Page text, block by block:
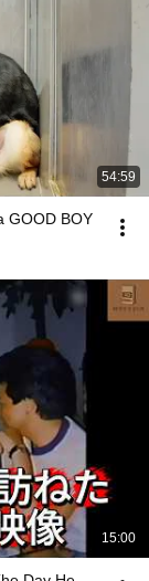
54:59
GOOD BOY
15:00